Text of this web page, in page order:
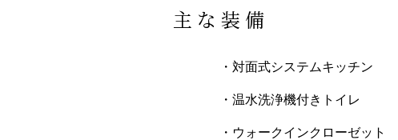
主 な 装 備
・対面式システムキッチン
・温水洗浄機付きトイレ
・ウォークインクローゼット